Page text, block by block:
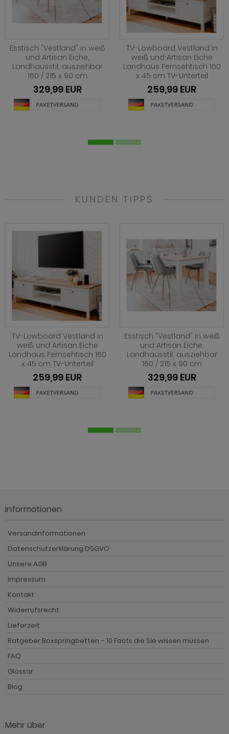
Esstisch "Vestland" in weiß
und Artisan Eiche,
Landhausstil, ausziehbar
160 / 215 x 90 cm
329,99 EUR
TV-Lowboard Vestland in
weiß und Artisan Eiche
Landhaus Fernsehtisch 160
x 45 cm TV-Unterteil
259,99 EUR
KUNDEN TIPPS
TV-Lowboard Vestland in
weiß und Artisan Eiche
Landhaus Fernsehtisch 160
x 45 cm TV-Unterteil
259,99 EUR
Esstisch "Vestland" in weiß
und Artisan Eiche,
Landhausstil, ausziehbar
160 / 215 x 90 cm
329,99 EUR
Informationen
Versandinformationen
Datenschutzerklärung DSGVO
Unsere AGB
Impressum
Kontakt
Widerrufsrecht
Lieferzeit
Ratgeber Boxspringbetten – 10 Facts die Sie wissen müssen
FAQ
Glossar
Blog
Mehr über
Tomaso
Vestland
Ward
Stove weiß Pinie
Sumatra
Sunroof
Synnax
Timber